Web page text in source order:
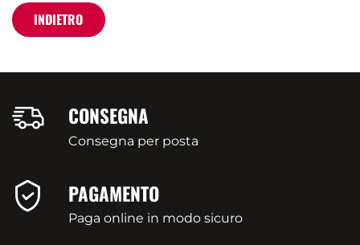
INDIETRO
CONSEGNA
Consegna per posta
PAGAMENTO
Paga online in modo sicuro